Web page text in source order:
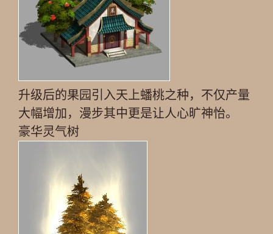
升级后的果园引入天上蟠桃之种，不仅产量
大幅增加，漫步其中更是让人心旷神怡。
豪华灵气树